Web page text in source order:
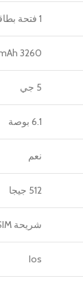
1 فتحة بطاقة SIM 1
3260 mAh
5 جي
6.1 بوصة
نعم
512 جيجا
شريحة SIM واحدة
Ios